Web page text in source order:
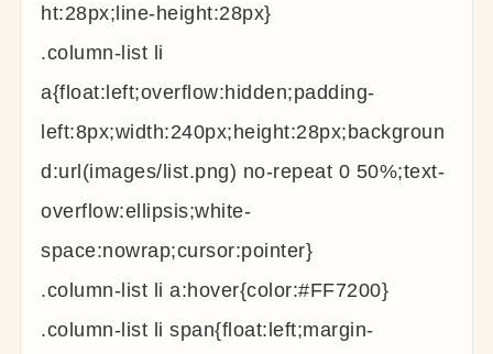
ht:28px;line-height:28px}
.column-list li
a{float:left;overflow:hidden;padding-
left:8px;width:240px;height:28px;backgroun
d:url(images/list.png) no-repeat 0 50%;text-
overflow:ellipsis;white-
space:nowrap;cursor:pointer}
.column-list li a:hover{color:#FF7200}
.column-list li span{float:left;margin-